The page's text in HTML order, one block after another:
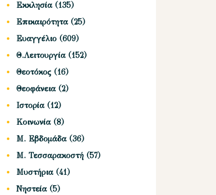
Εκκλησία(135)
Επικαιρότητα(25)
Ευαγγέλιο (609)
Θ.Λειτουργία(152)
Θεοτόκος (16)
Θεοφάνεια(2)
Ιστορία(12)
Κοινωνία(8)
Μ. Εβδομάδα(36)
Μ. Τεσσαρακοστή (57)
Μυστήρια(41)
Νηστεία(5)